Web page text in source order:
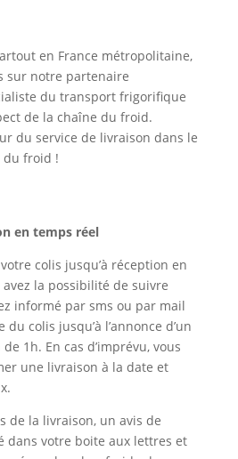
en France métropolitaine,
sur notre partenaire
du transport frigorifique
de la chaîne du froid.
du service de livraison dans le
du froid !
en temps réel
colis jusqu’à réception en
la possibilité de suivre
informé par sms ou par mail
colis jusqu’à l’annonce d’un
1h. En cas d’imprévu, vous
une livraison à la date et
de la livraison, un avis de
dans votre boite aux lettres et